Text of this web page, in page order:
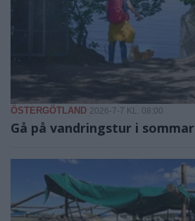
ÖSTERGÖTLAND 2026-7-7 KL. 08:00
Gå på vandringstur i sommar